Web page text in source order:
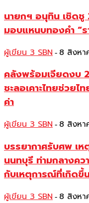
นายกฯ อนุทิน เชิด
มอบแหนบทองคำ “ร
ผู้เขียน 3 SBN - 8 สิงห
คลังพร้อมเจียดงบ
ชะลอเคาะไทยช่วย
ค่า
ผู้เขียน 3 SBN - 8 สิงห
บรรยากาศรับศพ เห
นนทบุรี ท่ามกลางคว
กับเหตุการณ์ที่เกิดขึ้
ผู้เขียน 3 SBN - 8 สิงห